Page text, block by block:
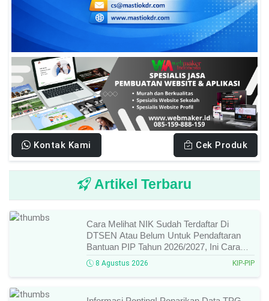
Kontak Kami Cek Produk
Artikel Terbaru
Cara Melihat NIK Sudah Terdaftar Di
DTSEN Atau Belum Untuk Pendaftaran
Bantuan PIP Tahun 2026/2027, Ini Cara
Cek Dan Syarat Perubahan Desil!
8 Agustus 2026 KIP-PIP